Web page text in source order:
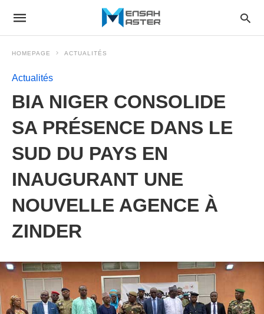
HOMEPAGE ACTUALITÉS
Actualités
BIA NIGER CONSOLIDE
SA PRÉSENCE DANS LE
SUD DU PAYS EN
INAUGURANT UNE
NOUVELLE AGENCE À
ZINDER